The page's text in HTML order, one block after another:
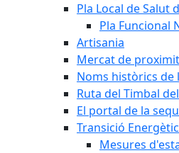
Pla Local de Salut
Pla Funcional
Artisania
Mercat de
Noms històrics de
Ruta del Timbal
El portal de la
Transició
Mesures